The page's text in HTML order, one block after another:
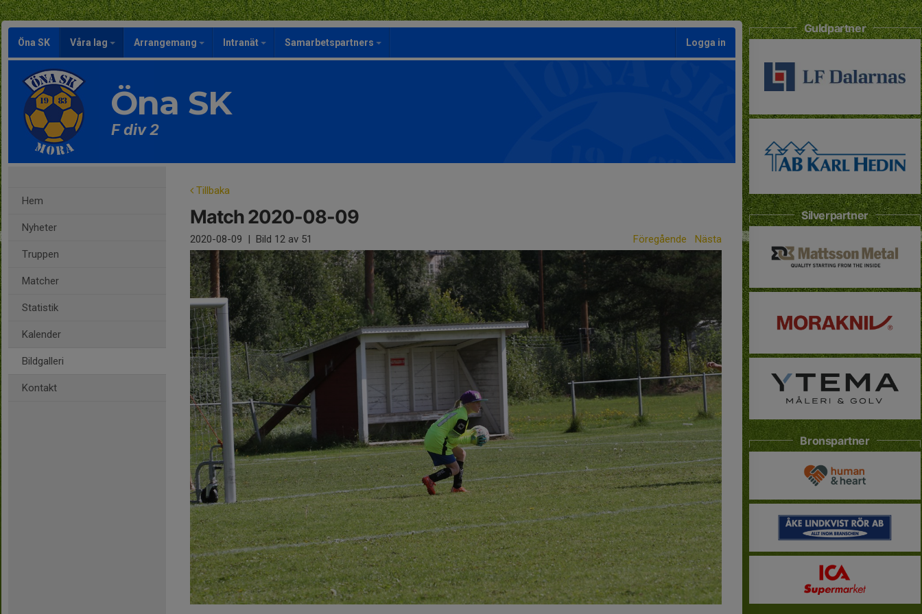
Öna SK Våra lag Arrangemang Intranät Samarbetspartners Logga in
Öna SK
F div 2
Hem
Nyheter
Truppen
Matcher
Statistik
Kalender
Bildgalleri
Kontakt
Tillbaka
Match 2020-08-09
2020-08-09 | Bild 12 av 51 Föregående Nästa
Guldpartner
Silverpartner
Bronspartner